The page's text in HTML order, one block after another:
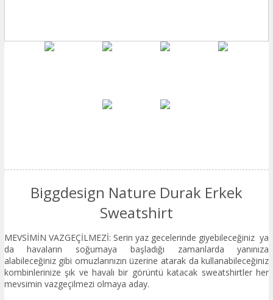
Biggdesign Nature Durak Erkek
Sweatshirt
MEVSİMİN VAZGEÇİLMEZİ: Serin yaz gecelerinde giyebileceğiniz ya
da havaların soğumaya başladığı zamanlarda yanınıza
alabileceğiniz gibi omuzlarınızın üzerine atarak da kullanabileceğiniz
kombinlerinize şık ve havalı bir görüntü katacak sweatshirtler her
mevsimin vazgeçilmezi olmaya aday.